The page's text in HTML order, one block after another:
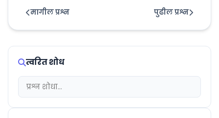
मागील प्रश्न पुढील प्रश्न
त्वरित शोध